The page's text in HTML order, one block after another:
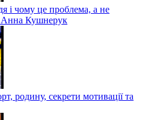
і чому це проблема, а не
Анна Кушнерук
родину, секрети мотивації та